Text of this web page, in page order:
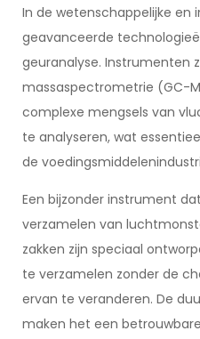
In de wetenschappelijke en
geavanceerde
geuranalyse. Instrumenten
massaspectrometrie (GC-
complexe mengsels van
te analyseren, wat
de
Een bijzonder instrument
verzamelen van
zakken zijn speciaal
te verzamelen zonder de
ervan te veranderen. De
maken het een